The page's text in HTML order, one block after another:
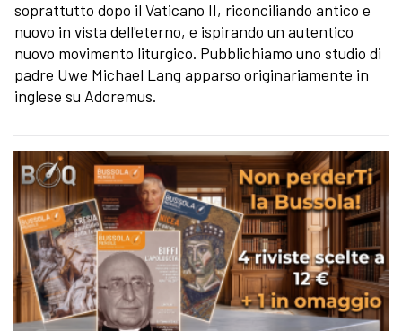
soprattutto dopo il Vaticano II, riconciliando antico e
nuovo in vista dell'eterno, e ispirando un autentico
nuovo movimento liturgico. Pubblichiamo uno studio di
padre Uwe Michael Lang apparso originariamente in
inglese su Adoremus.